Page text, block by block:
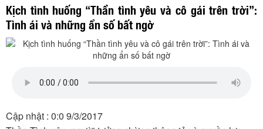
Khách VOV6
Văn học
Nghệ thuật
Kịch tình huống “Thần tình yêu và cô gái trên trời”:
Tình ái và những ẩn số bất ngờ
Cập nhật : 0:0 9/3/2017